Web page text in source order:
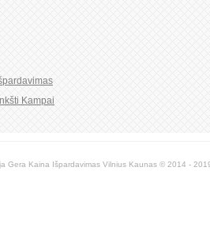
Kampai
Gera Kaina Išpardavimas Vilnius Kaunas © 2014 -